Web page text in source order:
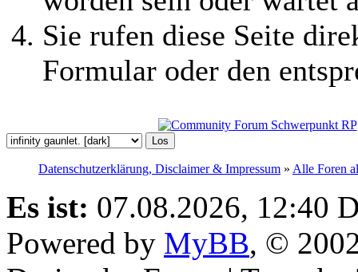
Sie rufen diese Seite
Formular oder den
Datenschutzerklärung, Disclaimer & Impressum » Alle Foren
Es ist: 07.08.2026, 12:40
Powered by MyBB, ©